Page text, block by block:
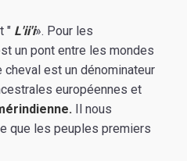
" L'ii'i». Pour les
un pont entre les mondes
cheval est un dénominateur
européennes et
Il nous
que les peuples premiers